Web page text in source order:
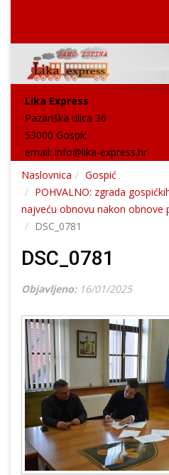
Lika Express
Pazariška ulica 36
53000 Gospić
email: info@lika-express.hr
Naslovnica
Gospić
POHVALNO: zgrada
najveću obnovu nakon obnove
DSC_0781
DSC_0781
Objavljeno: 16/01/2025